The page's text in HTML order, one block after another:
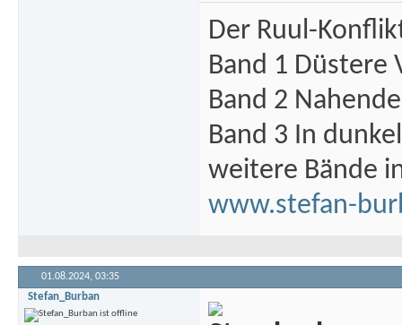
Der Ruul-
Band 1 Düstere
Band 2
Band 3 In
weitere Bände
www.stefan-
01.08.2024, 03:35
Stefan_Burban